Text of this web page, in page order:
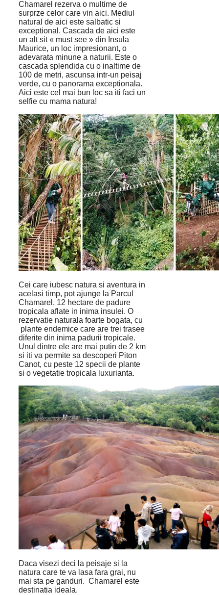
Chamarel rezerva o multime de
surprze celor care vin aici. Mediul
natural de aici este salbatic si
exceptional. Cascada de aici este
un alt sit « must see » din Insula
Maurice, un loc impresionant, o
adevarata minune a naturii. Este o
cascada splendida cu o inaltime de
100 de metri, ascunsa intr-un peisaj
verde, cu o panorama exceptionala.
Aici este cel mai bun loc sa iti faci un
selfie cu mama natura!
Cei care iubesc natura si aventura in
acelasi timp, pot ajunge la Parcul
Chamarel, 12 hectare de padure
tropicala aflate in inima insulei. O
rezervatie naturala foarte bogata, cu
plante endemice care are trei trasee
diferite din inima padurii tropicale.
Unul dintre ele are mai putin de 2 km
si iti va permite sa descoperi Piton
Canot, cu peste 12 specii de plante
si o vegetatie tropicala luxurianta.
Daca visezi deci la peisaje si la
natura care te va lasa fara grai, nu
mai sta pe ganduri. Chamarel este
destinatia ideala.